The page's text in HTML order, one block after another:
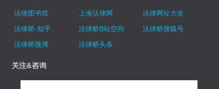
法律图书馆 上海法律网
法律网址大全
法律桥-知乎
法律桥B站空间
法律桥搜狐号
法律桥微博
法律桥头条
关注&咨询